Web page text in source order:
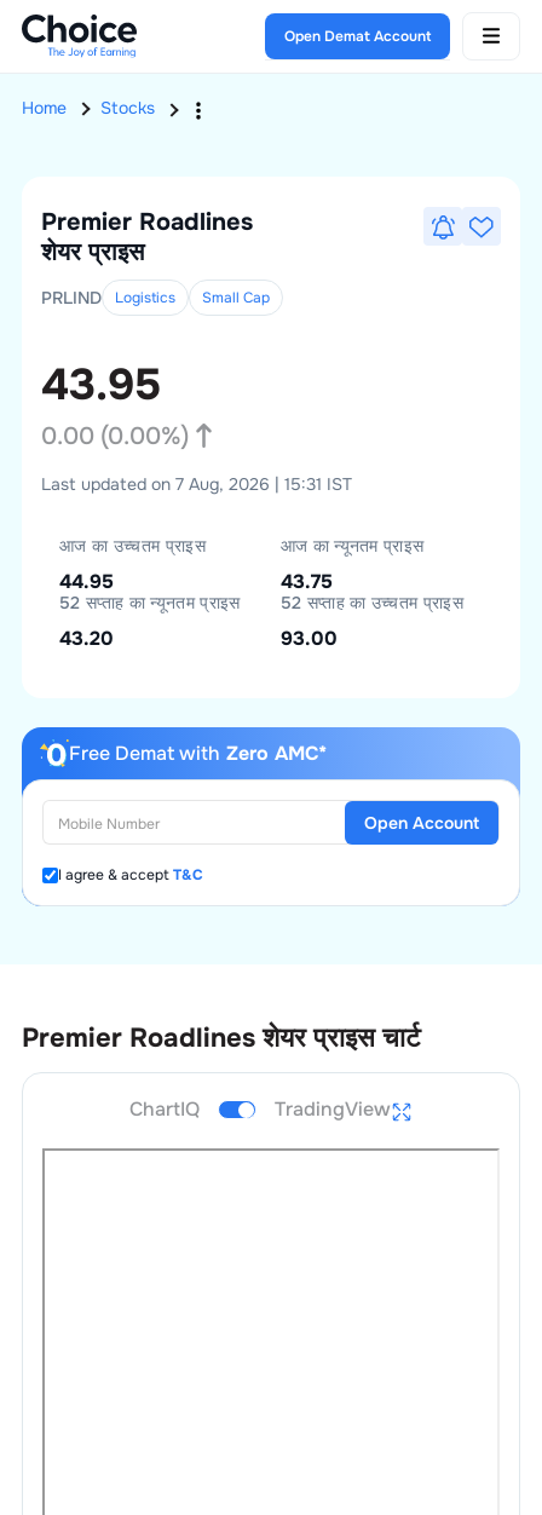
Open Demat Account
Home Stocks
Premier Roadlines
शेयर प्राइस
PRLIND Logistics Small Cap
43.95
0.00 (0.00%)
Last updated on 7 Aug, 2026 | 15:31 IST
आज का उच्चतम प्राइस
44.95
आज का न्यूनतम प्राइस
43.75
52 सप्ताह का न्यूनतम प्राइस
43.20
52 सप्ताह का उच्चतम प्राइस
93.00
Free Demat with Zero AMC*
I agree & acceptT&C
Open Account
Premier Roadlines शेयर प्राइस चार्ट
ChartIQ TradingView